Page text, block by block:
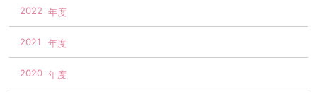
2022
2021
2020